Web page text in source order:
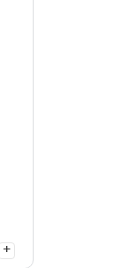
+